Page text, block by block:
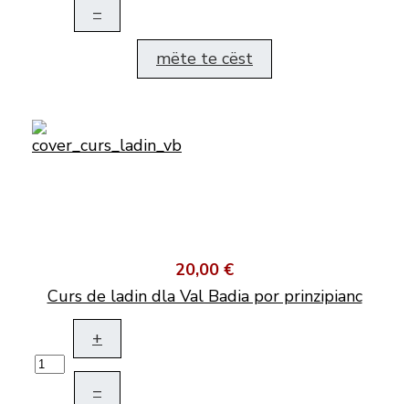
–
mëte te cëst
20,00 €
Curs de ladin dla Val Badia por prinzipianc
+
–